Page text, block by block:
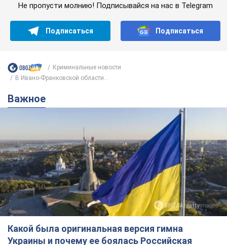
Не пропусти молнию! Подписывайся на нас в Telegram
Подписаться Подписаться
Криминальные новости
В Ивано-Франковской области...
Важное
Какой была оригинальная версия гимна
Украины и почему ее боялась Российская